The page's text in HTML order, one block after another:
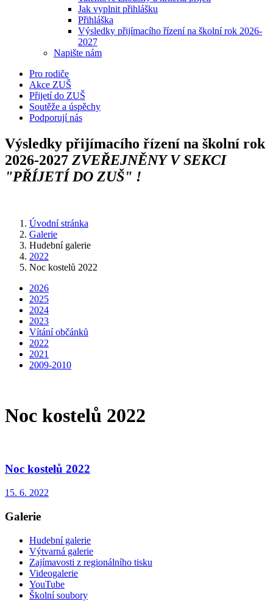
Jak vyplnit přihlášku
Přihláška
Výsledky přijímacího řízení na školní rok 2026-
2027
Napište nám
Pro rodiče
Akce ZUŠ
Přijetí do ZUŠ
Soutěže a úspěchy
Podporují nás
Výsledky přijímacího řízení na školní rok
2026-2027 ZVEŘEJNĚNY V SEKCI
"PŘÍJETÍ DO ZUŠ" !
Úvodní stránka
Galerie
Hudební galerie
2022
Noc kostelů 2022
2026
2025
2024
2023
Vítání občánků
2022
2021
2009-2010
Noc kostelů 2022
Noc kostelů 2022
15. 6. 2022
Galerie
Hudební galerie
Výtvarná galerie
Zajímavosti z regionálního tisku
Videogalerie
YouTube
Školní soubory